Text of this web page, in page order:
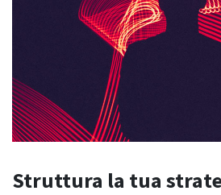
Struttura la tua